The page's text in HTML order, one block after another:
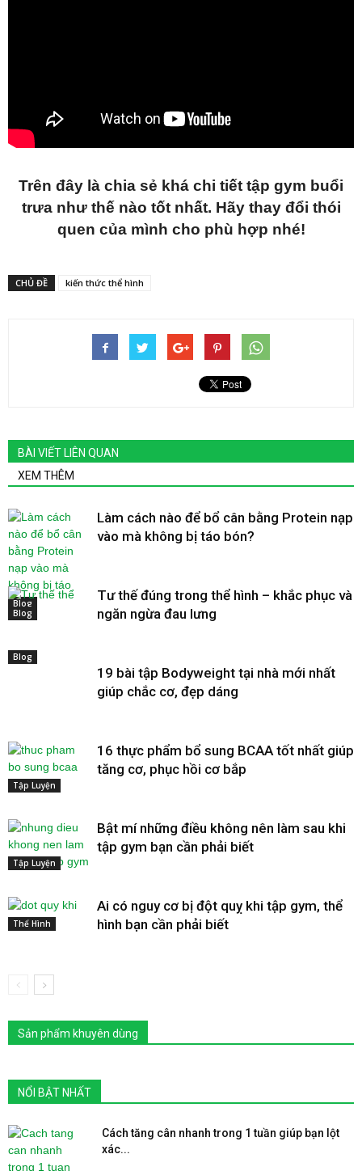
Trên đây là chia sẻ khá chi tiết tập gym buổi
trưa như thế nào tốt nhất. Hãy thay đổi thói
quen của mình cho phù hợp nhé!
CHỦ ĐỀ kiến thức thể hình
BÀI VIẾT LIÊN QUAN
XEM THÊM
Blog
Làm cách nào để bổ cân bằng Protein nạp
vào mà không bị táo bón?
Blog
Tư thế đúng trong thể hình – khắc phục và
ngăn ngừa đau lưng
Blog
19 bài tập Bodyweight tại nhà mới nhất
giúp chắc cơ, đẹp dáng
Tập Luyện
16 thực phẩm bổ sung BCAA tốt nhất giúp
tăng cơ, phục hồi cơ bắp
Tập Luyện
Bật mí những điều không nên làm sau khi
tập gym bạn cần phải biết
Thể Hình
Ai có nguy cơ bị đột quỵ khi tập gym, thể
hình bạn cần phải biết
Sản phẩm khuyên dùng
NỔI BẬT NHẤT
Cách tăng cân nhanh trong 1 tuần giúp bạn lột
xác...